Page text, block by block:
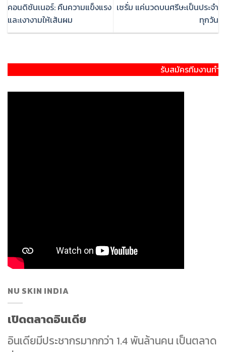
คอนดิชันเนอร์: คืนความแข็งแรง
และเงางามให้เส้นผม
เซรั่ม แค่นวดบนศรีษะเป็นประจำ
ทุกวัน
รับสมัครทีมงานทำตลาด นู ส
NU SKIN INDIA
เปิดตลาดอินเดีย
อินเดียมีประชากรมากกว่า 1.4 พันล้านคน เป็นตลาด